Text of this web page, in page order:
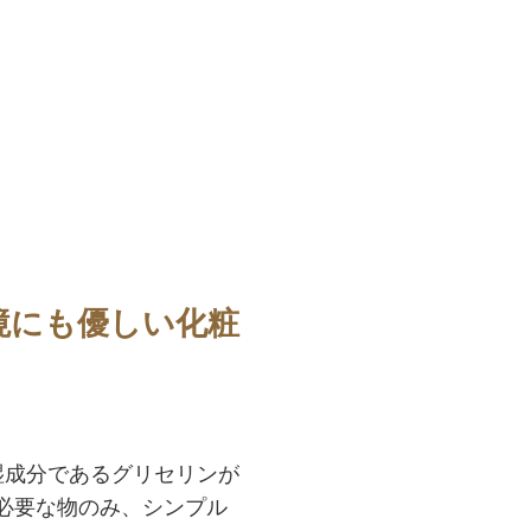
も優しい化粧
分であるグリセリンが
要な物のみ、シンプル